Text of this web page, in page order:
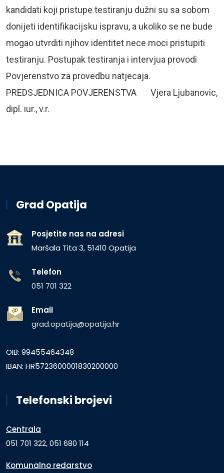
kandidati koji pristupe testiranju dužni su sa sobom
donijeti identifikacijsku ispravu, a ukoliko se ne bude
mogao utvrditi njihov identitet nece moci pristupiti
testiranju. Postupak testiranja i intervjua provodi
Povjerenstvo za provedbu natjecaja.
PREDSJEDNICA POVJERENSTVA Vjera Ljubanovic,
dipl. iur., v.r.
Grad Opatija
Posjetite nas na adresi
Maršala Tita 3, 51410 Opatija
Telefon
051 701 322
Email
grad.opatija@opatija.hr
OIB: 99455464348
IBAN: HR5723600001830200000
Telefonski brojevi
Centrala
051 701 322, 051 680 114
Komunalno redarstvo